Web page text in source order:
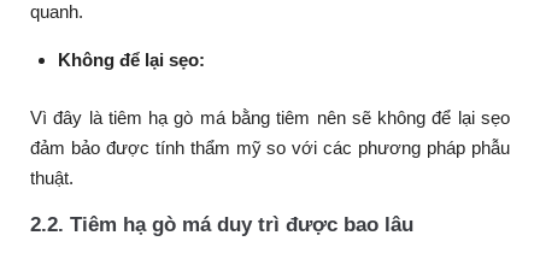
quanh.
Không để lại sẹo:
Vì đây là tiêm hạ gò má bằng tiêm nên sẽ không để lại sẹo
đảm bảo được tính thẩm mỹ so với các phương pháp phẫu
thuật.
2.2. Tiêm hạ gò má duy trì được bao lâu